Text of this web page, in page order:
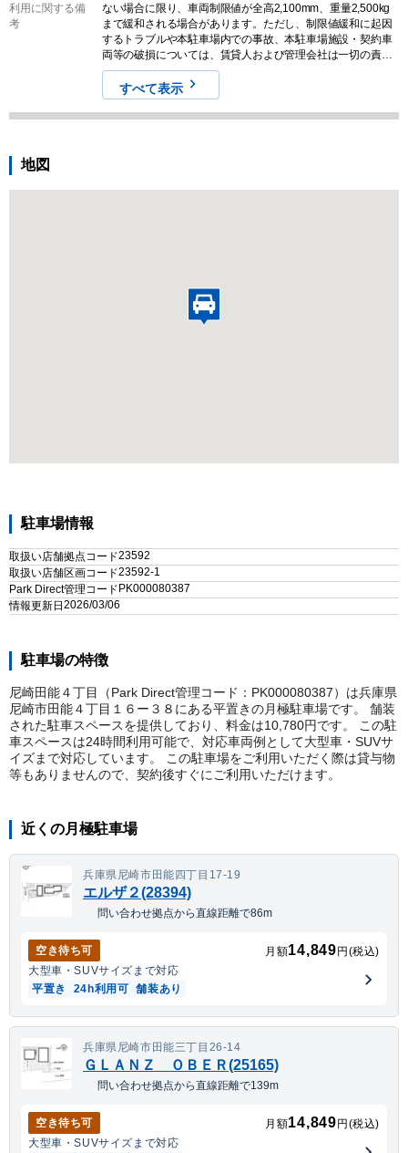
利用に関する備
考
ない場合に限り、車両制限値が全高2,100mm、重量2,500kg
まで緩和される場合があります。ただし、制限値緩和に起因
するトラブルや本駐車場内での事故、本駐車場施設・契約車
両等の破損については、賃貸人および管理会社は一切の責を
負いません。※契約車両が改造車（純正エアロパーツ装着車
を除く。）でない場合に限り、最低地上高は緩和される場合
があります。ただし、最低地上高に起因するトラブルや本駐
車場内での事故、本駐車場施設・契約車両等の破損について
すべて表示
地図
駐車場情報
取扱い店舗拠点コード23592
取扱い店舗区画コード23592-1
Park Direct管理コードPK000080387
情報更新日2026/03/06
駐車場の特徴
尼崎田能４丁目（Park Direct管理コード：PK000080387）は兵庫県
尼崎市田能４丁目１６ー３８にある平置きの月極駐車場です。 舗装
された駐車スペースを提供しており、料金は10,780円です。 この駐
車スペースは24時間利用可能で、対応車両例として大型車・SUVサ
イズまで対応しています。 この駐車場をご利用いただく際は貸与物
等もありませんので、契約後すぐにご利用いただけます。
近くの月極駐車場
兵庫県尼崎市田能四丁目17-19
エルザ２(28394)
問い合わせ拠点から直線距離で86m
空き待ち可 月額14,849円(税込)
大型車・SUVサイズまで対応
平置き
24h利用可 舗装あり
兵庫県尼崎市田能三丁目26-14
ＧＬＡＮＺ ＯＢＥＲ(25165)
問い合わせ拠点から直線距離で139m
空き待ち可 月額14,849円(税込)
大型車・SUVサイズまで対応